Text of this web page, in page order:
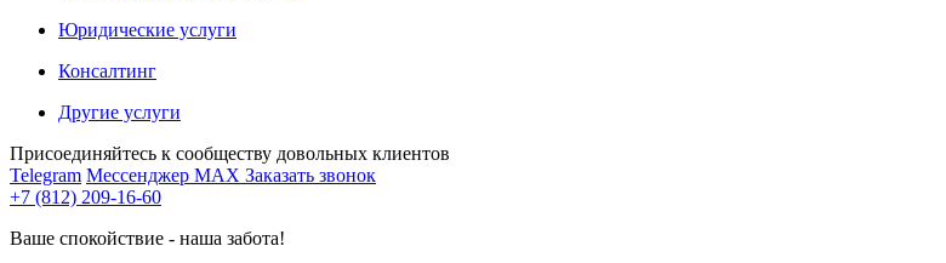
Юридические услуги
Консалтинг
Другие услуги
Присоединяйтесь к сообществу довольных клиентов
Telegram Мессенджер MAX Заказать звонок
+7 (812) 209-16-60
Ваше спокойствие - наша забота!